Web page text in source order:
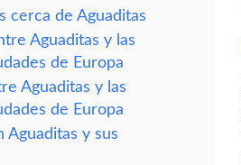
cerca de Aguaditas
Aguaditas y las
de Europa
Aguaditas y las
de Europa
Aguaditas y sus